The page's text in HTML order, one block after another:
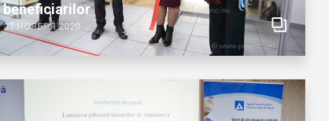
beneficiarilor
27 НОЯБРЯ 2020